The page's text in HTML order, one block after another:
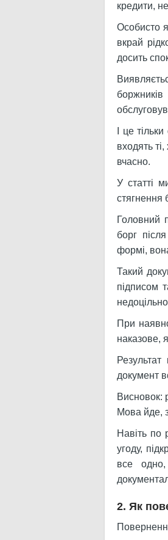
кредити,
Особисто
вкрай
досить
І це
входять
вчасно.
У статті
стягнення
Головний
борг
формі,
Такий
підписом
При
наказове,
документ
Висновок:
Мова йде,
Навіть по
угоду,
все
2. Як